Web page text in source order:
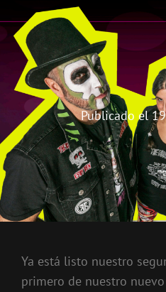
THE BIRRA'S
Aterrorizando Birras Desde 2010
Publicado el
Ya está listo nuestro
primero de nuestro nuevo